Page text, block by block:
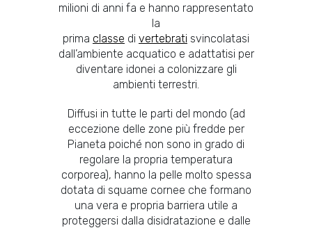
milioni di anni fa e hanno rappresentato
la
prima classe di vertebrati svincolatasi
dall’ambiente acquatico e adattatisi per
diventare idonei a colonizzare gli
ambienti terrestri.
Diffusi in tutte le parti del mondo (ad
eccezione delle zone più fredde per
Pianeta poiché non sono in grado di
regolare la propria temperatura
corporea), hanno la pelle molto spessa
dotata di squame cornee che formano
una vera e propria barriera utile a
proteggersi dalla disidratazione e dalle